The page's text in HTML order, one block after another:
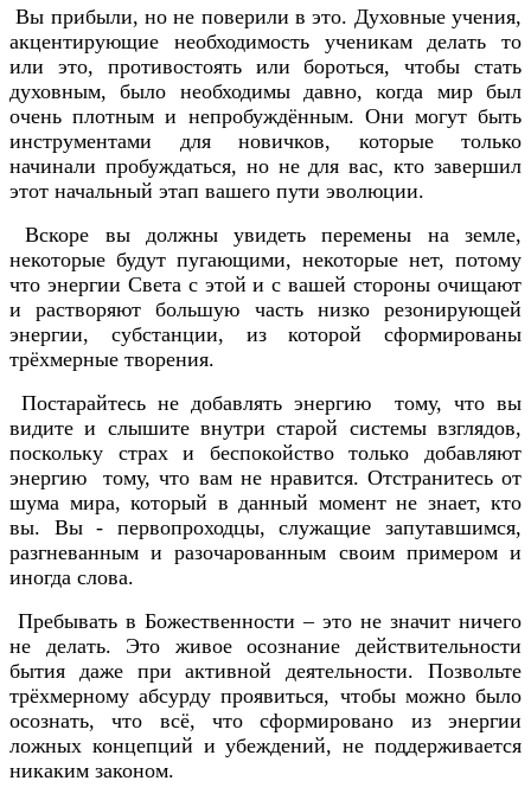
Вы прибыли, но не поверили в это. Духовные учения,
акцентирующие необходимость ученикам делать то
или это, противостоять или бороться, чтобы стать
духовным, было необходимы давно, когда мир был
очень плотным и непробуждённым. Они могут быть
инструментами для новичков, которые только
начинали пробуждаться, но не для вас, кто завершил
этот начальный этап вашего пути эволюции.
Вскоре вы должны увидеть перемены на земле,
некоторые будут пугающими, некоторые нет, потому
что энергии Света с этой и с вашей стороны очищают
и растворяют большую часть низко резонирующей
энергии, субстанции, из которой сформированы
трёхмерные творения.
Постарайтесь не добавлять энергию тому, что вы
видите и слышите внутри старой системы взглядов,
поскольку страх и беспокойство только добавляют
энергию тому, что вам не нравится. Отстранитесь от
шума мира, который в данный момент не знает, кто
вы. Вы - первопроходцы, служащие запутавшимся,
разгневанным и разочарованным своим примером и
иногда слова.
Пребывать в Божественности – это не значит ничего
не делать. Это живое осознание действительности
бытия даже при активной деятельности. Позвольте
трёхмерному абсурду проявиться, чтобы можно было
осознать, что всё, что сформировано из энергии
ложных концепций и убеждений, не поддерживается
никаким законом.